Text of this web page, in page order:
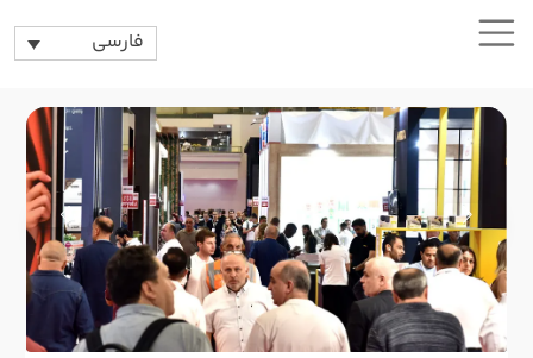
فارسی